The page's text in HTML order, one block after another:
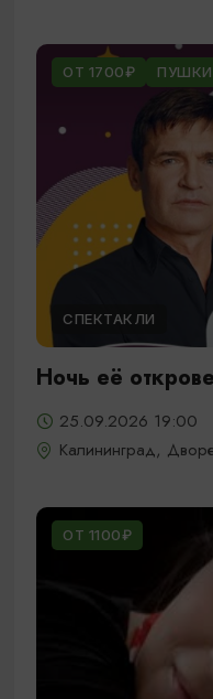
ОТ 1700₽
СПЕКТАКЛИ
Ночь её
25.09.2026 19:00
Калининград,
ОТ 1100₽